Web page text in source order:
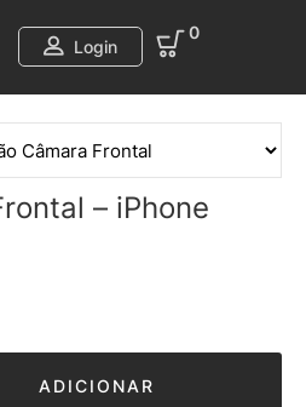
Login
0
– iPhone
ADICIONAR